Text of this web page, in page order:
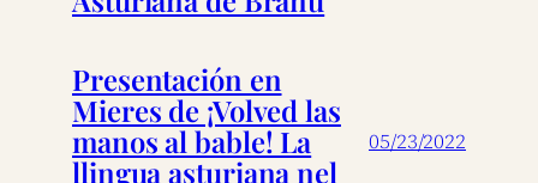
Presentación en
Mieres de ¡Volved las
manos al bable! La
llingua asturiana nel
05/23/2022